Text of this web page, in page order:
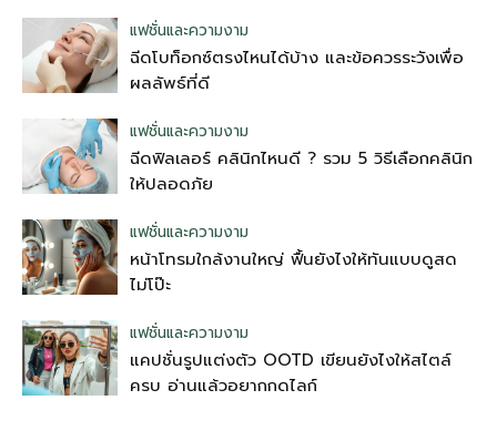
แฟชั่นและความงาม
ฉีดโบท็อกซ์ตรงไหนได้บ้าง และข้อควรระวังเพื่อ
ผลลัพธ์ที่ดี
แฟชั่นและความงาม
ฉีดฟิลเลอร์ คลินิกไหนดี ? รวม 5 วิธีเลือกคลินิก
ให้ปลอดภัย
แฟชั่นและความงาม
หน้าโทรมใกล้งานใหญ่ ฟื้นยังไงให้ทันแบบดูสด
ไม่โป๊ะ
แฟชั่นและความงาม
แคปชั่นรูปแต่งตัว OOTD เขียนยังไงให้สไตล์
ครบ อ่านแล้วอยากกดไลก์